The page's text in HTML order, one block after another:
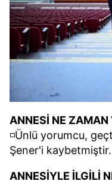
ANNESİ NE ZAMAN
◽Ünlü yorumcu,
Şener'i kaybetmiştir.
ANNESİYLE İLGİLİ